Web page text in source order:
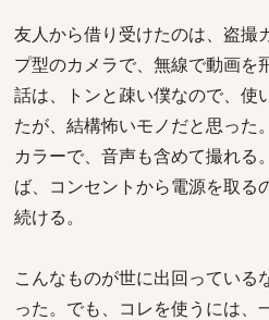
友人から借り受けたのは、盗撮
プ型のカメラで、無線で動画を
話は、トンと疎い僕なので、使
たが、結構怖いモノだと思った。
カラーで、音声も含めて撮れる
ば、コンセントから電源を取る
続ける。
こんなものが世に出回っている
った。でも、コレを使うには、